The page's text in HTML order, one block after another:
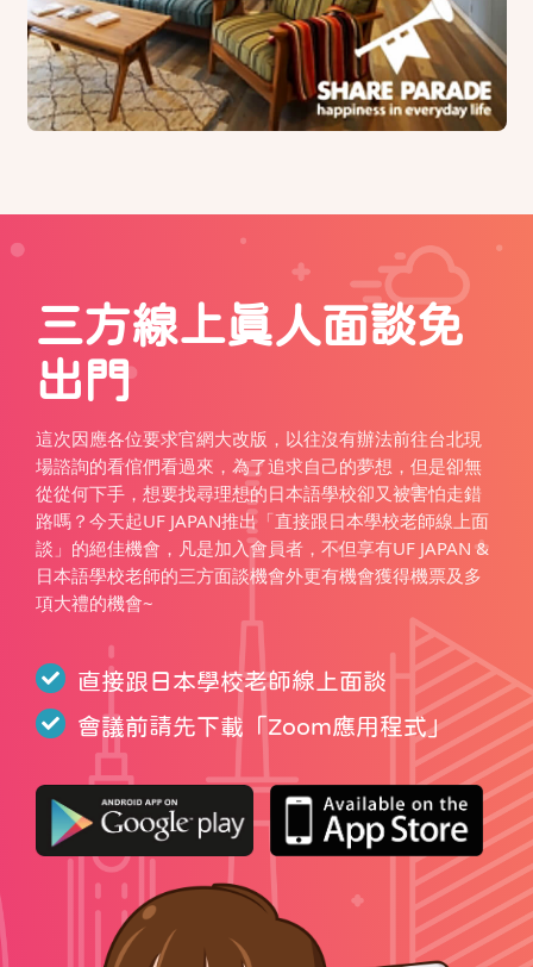
三方線上真人面談免
出門
這次因應各位要求官網大改版，以往沒有辦法前往台北現
場諮詢的看倌們看過來，為了追求自己的夢想，但是卻無
從從何下手，想要找尋理想的日本語學校卻又被害怕走錯
路嗎？今天起UF JAPAN推出「直接跟日本學校老師線上面
談」的絕佳機會，凡是加入會員者，不但享有UF JAPAN &
日本語學校老師的三方面談機會外更有機會獲得機票及多
項大禮的機會~
直接跟日本學校老師線上面談
會議前請先下載「Zoom應用程式」